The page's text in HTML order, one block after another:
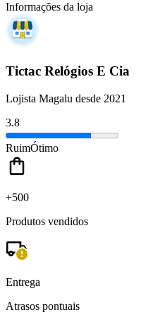
Informações da loja
Tictac Relógios E Cia
Lojista Magalu desde 2021
3.8
RuimÓtimo
+500
Produtos vendidos
Entrega
Atrasos pontuais